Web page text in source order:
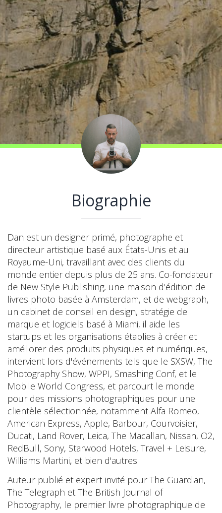
Biographie
Dan est un designer primé, photographe et
directeur artistique basé aux États-Unis et au
Royaume-Uni, travaillant avec des clients du
monde entier depuis plus de 25 ans. Co-fondateur
de New Style Publishing, une maison d'édition de
livres photo basée à Amsterdam, et de webgraph,
un cabinet de conseil en design, stratégie de
marque et logiciels basé à Miami, il aide les
startups et les organisations établies à créer et
améliorer des produits physiques et numériques,
intervient lors d'événements tels que le SXSW, The
Photography Show, WPPI, Smashing Conf, et le
Mobile World Congress, et parcourt le monde
pour des missions photographiques pour une
clientèle sélectionnée, notamment Alfa Romeo,
American Express, Apple, Barbour, Courvoisier,
Ducati, Land Rover, Leica, The Macallan, Nissan, O2,
RedBull, Sony, Starwood Hotels, Travel + Leisure,
Williams Martini, et bien d'autres.
Auteur publié et expert invité pour The Guardian,
The Telegraph et The British Journal of
Photography, le premier livre photographique de